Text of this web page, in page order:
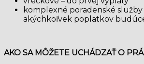
komplexné poradenské
akýchkoľvek poplatkov
AKO SA MÔŽETE UCHÁDZAŤ O